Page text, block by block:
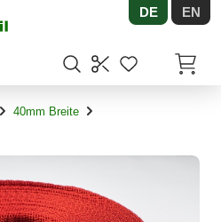
DE EN
40mm Breite